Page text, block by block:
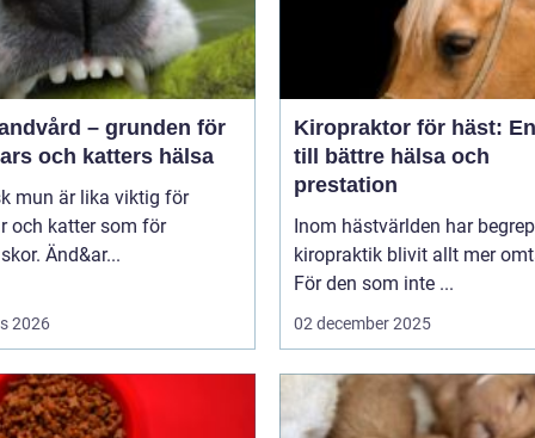
– grunden för
och katters hälsa
mun är lika viktig för
och katter som för
Änd&ar...
2026
Kiropraktor för häst:
till bättre hälsa och
prestation
Inom hästvärlden har
kiropraktik blivit allt mer
För den som inte ...
02 december 2025